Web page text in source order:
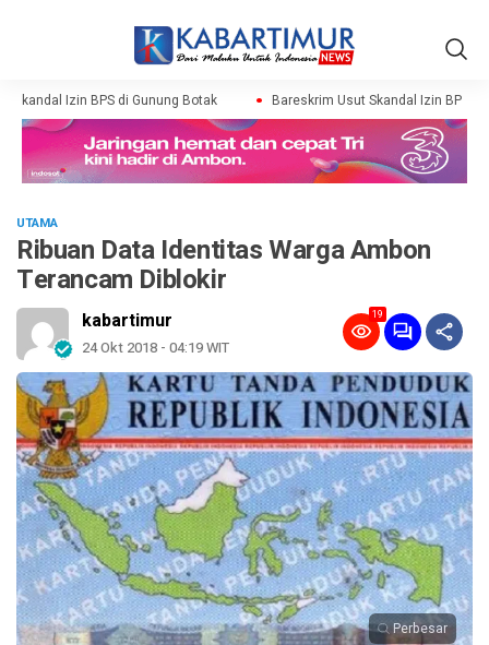
Izin BPS di Gunung Botak Bareskrim Usut Skandal Izin BPS di
UTAMA
Ribuan Data Identitas Warga Ambon
Terancam Diblokir
kabartimur
24 Okt 2018 - 04:19 WIT
19
Perbesar